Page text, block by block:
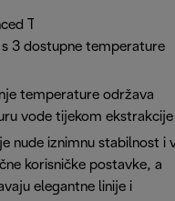
Thermoblock osigurava
3 dostupne temperature
temperature održava
vode tijekom ekstrakcije
nude iznimnu stabilnost i
korisničke postavke, a
elegantne linije i